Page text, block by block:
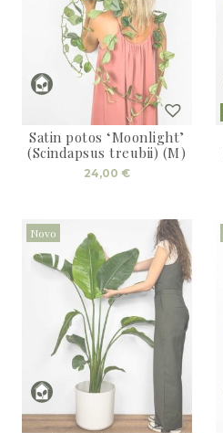
Satin potos ‘Moonlight’
(Scindapsus treubii) (M)
24,00 €
Novo